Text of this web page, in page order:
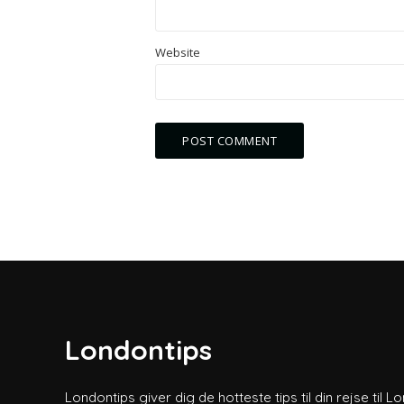
Website
Londontips
Londontips giver dig de hotteste tips til din rejse til